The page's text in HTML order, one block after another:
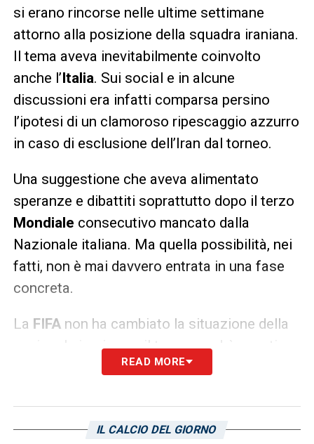
si erano rincorse nelle ultime settimane
attorno alla posizione della squadra iraniana.
Il tema aveva inevitabilmente coinvolto
anche l’Italia. Sui social e in alcune
discussioni era infatti comparsa persino
l’ipotesi di un clamoroso ripescaggio azzurro
in caso di esclusione dell’Iran dal torneo.
Una suggestione che aveva alimentato
speranze e dibattiti soprattutto dopo il terzo
Mondiale consecutivo mancato dalla
Nazionale italiana. Ma quella possibilità, nei
fatti, non è mai davvero entrata in una fase
concreta.
La FIFAnon ha cambiato la situazione della
nazionale iraniana e il torneo andrà avanti
senza modifiche. La squadra sarà presente
esistono aperture verso eventuali
sostituzioni o ripescaggi.
READ MORE
IL CALCIO DEL GIORNO